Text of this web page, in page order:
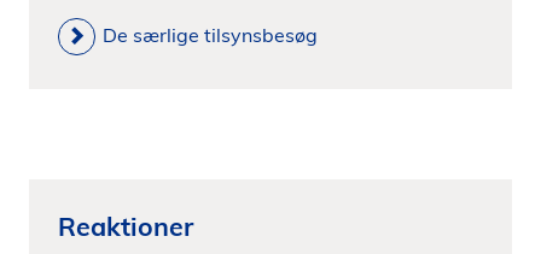
De særlige tilsynsbesøg
Reaktioner